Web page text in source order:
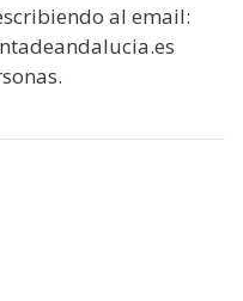
al email: